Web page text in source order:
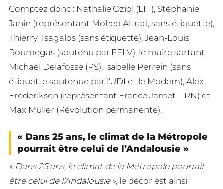
Comptez donc : Nathalie Oziol (LFI), Stéphanie
Janin (représentant Mohed Altrad, sans étiquette),
Thierry Tsagalos (sans étiquette), Jean-Louis
Roumegas (soutenu par EELV), le maire sortant
Michaël Delafosse (PS), Isabelle Perrein (sans
étiquette soutenue par l’UDI et le Modem), Alex
Frederiksen (représentant France Jamet – RN) et
Max Muller (Révolution permanente).
« Dans 25 ans, le climat de la Métropole
pourrait être celui de l’Andalousie »
« Dans 25 ans, le climat de la Métropole pourrait
être celui de l’Andalousie », le décor est ainsi